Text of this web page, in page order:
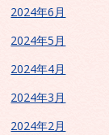
2024年6月
2024年5月
2024年4月
2024年3月
2024年2月